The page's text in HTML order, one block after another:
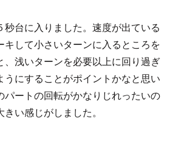
台に入りました。速度が出ている
キして小さいターンに入るところを
、浅いターンを必要以上に回り過ぎ
うにすることがポイントかなと思い
パートの回転がかなりじれったいの
い感じがしました。